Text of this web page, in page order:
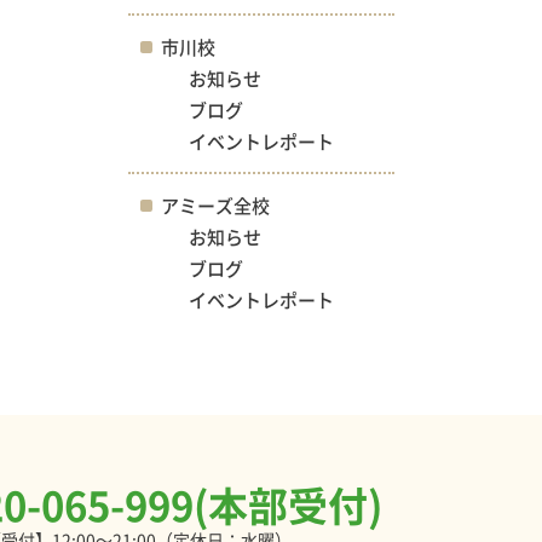
市川校
お知らせ
ブログ
イベントレポート
アミーズ全校
お知らせ
ブログ
イベントレポート
065-999(本部受付)